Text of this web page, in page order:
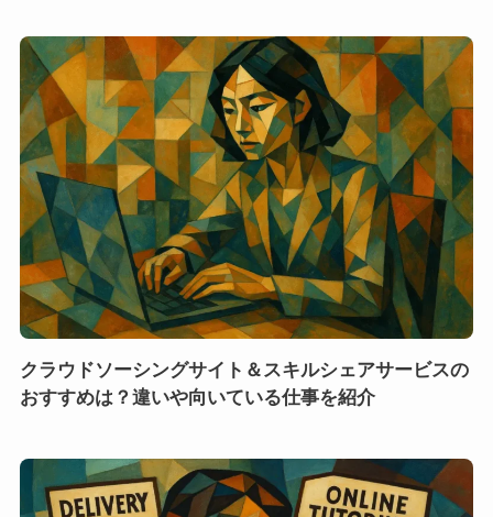
クラウドソーシングサイト＆スキルシェアサービスの
おすすめは？違いや向いている仕事を紹介